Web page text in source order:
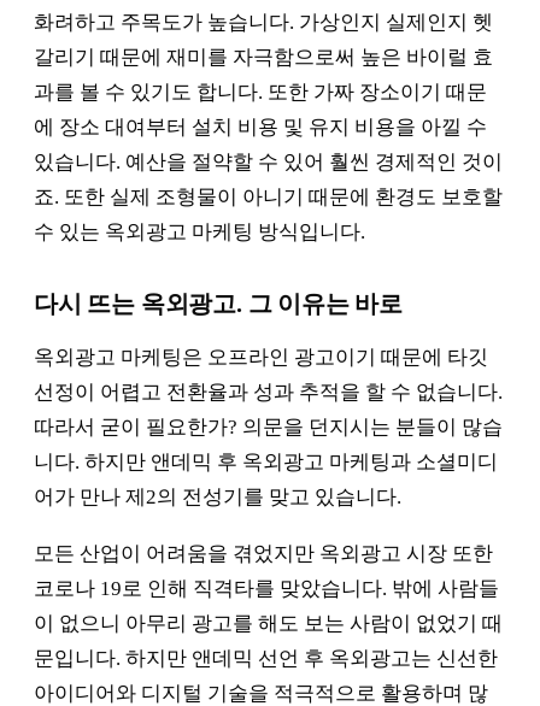
화려하고 주목도가 높습니다. 가상인지 실제인지 헷
갈리기 때문에 재미를 자극함으로써 높은 바이럴 효
과를 볼 수 있기도 합니다. 또한 가짜 장소이기 때문
에 장소 대여부터 설치 비용 및 유지 비용을 아낄 수
있습니다. 예산을 절약할 수 있어 훨씬 경제적인 것이
죠. 또한 실제 조형물이 아니기 때문에 환경도 보호할
수 있는 옥외광고 마케팅 방식입니다.
다시 뜨는 옥외광고. 그 이유는 바로
옥외광고 마케팅은 오프라인 광고이기 때문에 타깃
선정이 어렵고 전환율과 성과 추적을 할 수 없습니다.
따라서 굳이 필요한가? 의문을 던지시는 분들이 많습
니다. 하지만 앤데믹 후 옥외광고 마케팅과 소셜미디
어가 만나 제2의 전성기를 맞고 있습니다.
모든 산업이 어려움을 겪었지만 옥외광고 시장 또한
코로나 19로 인해 직격타를 맞았습니다. 밖에 사람들
이 없으니 아무리 광고를 해도 보는 사람이 없었기 때
문입니다. 하지만 앤데믹 선언 후 옥외광고는 신선한
아이디어와 디지털 기술을 적극적으로 활용하며 많